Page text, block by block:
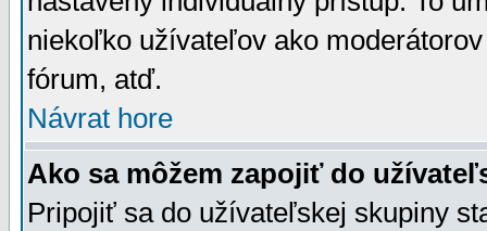
niekoľko užívateľov ako
fórum, atď.
Návrat hore
Ako sa môžem zapojiť do
Pripojiť sa do užívateľskej skupiny